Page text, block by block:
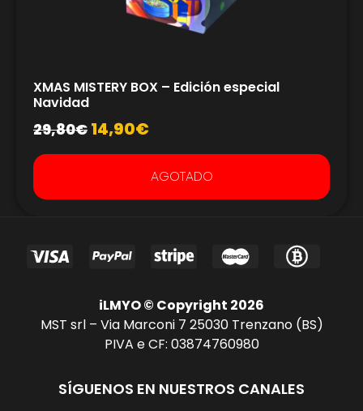
XMAS MISTERY BOX – Edición especial
Navidad
29,80€ 14,90€
AGOTADO
iLMYO © Copyright 2026
MST srl – Via Marconi 7 25030 Trenzano (BS)
PIVA e CF: 03874760980
SÍGUENOS EN NUESTROS CANALES